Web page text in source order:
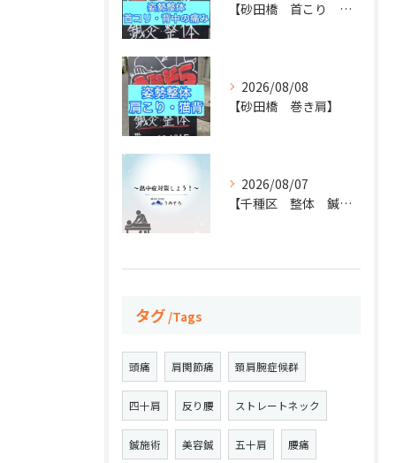
【砂田橋 首こり 肩こり】
2026/08/08
【砂田橋 巻き肩】
2026/08/07
【千種区 整体 鍼灸】
タグ Tags
頭痛 肩関節痛 頚肩腕症候群
四十肩 反り腰 ストレートネック
鍼施術 美容鍼 五十肩 腰痛